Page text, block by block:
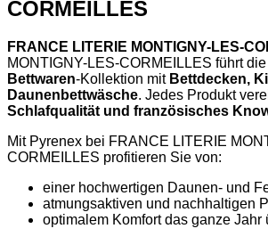
CORMEILLES
FRANCE LITERIE MONTIGNY-LES-
MONTIGNY-LES-CORMEILLES führt die
Bettwaren-Kollektion mit Bettdecken,
Daunenbettwäsche. Jedes Produkt
Schlafqualität und französisches
Mit Pyrenex bei FRANCE LITERIE
CORMEILLES profitieren Sie von:
einer hochwertigen Daunen- und
atmungsaktiven und nachhaltigen
optimalem Komfort das ganze Jahr